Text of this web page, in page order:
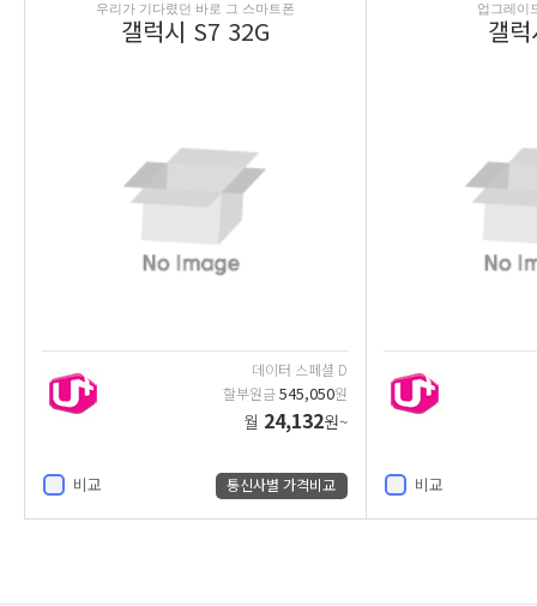
우리가 기다렸던 바로 그 스마트폰
갤럭시 S7 32G
데이터 스페셜 D
할부원금545,050원
월 24,132원~
비교 통신사별 가격비교
업그레이
갤
비교